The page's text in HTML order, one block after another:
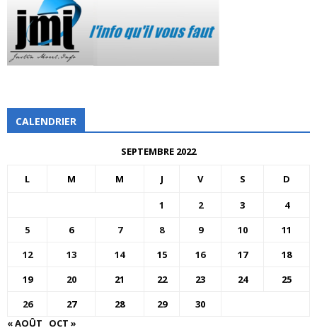
CALENDRIER
SEPTEMBRE 2022
L M M J V S D
1 2 3
4
5
6 7 8 9 10
11
12
13 14 15 16 17
18
19
20 21 22 23 24
25
26
27 28 29
30
« AOÛT
OCT »